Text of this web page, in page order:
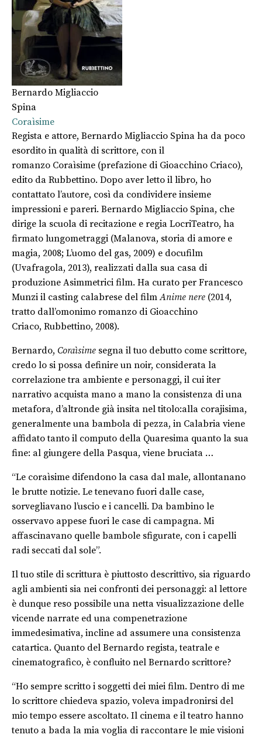
Bernardo Migliaccio
Spina
Coraìsime
Regista e attore, Bernardo Migliaccio Spina ha da poco
esordito in qualità di scrittore, con il
romanzo Coraìsime (prefazione di Gioacchino Criaco),
edito da Rubbettino. Dopo aver letto il libro, ho
contattato l’autore, così da condividere insieme
impressioni e pareri. Bernardo Migliaccio Spina, che
dirige la scuola di recitazione e regia LocriTeatro, ha
firmato lungometraggi (Malanova, storia di amore e
magia, 2008; L’uomo del gas, 2009) e docufilm
(Uvafragola, 2013), realizzati dalla sua casa di
produzione Asimmetrici film. Ha curato per Francesco
Munzi il casting calabrese del filmAnime nere (2014,
tratto dall’omonimo romanzo di Gioacchino
Criaco, Rubbettino, 2008).
Bernardo, Coraìsime segna il tuo debutto come scrittore,
credo lo si possa definire un noir, considerata la
correlazione tra ambiente e personaggi, il cui iter
narrativo acquista mano a mano la consistenza di una
metafora, d’altronde già insita nel titolo:alla corajisima,
generalmente una bambola di pezza, in Calabria viene
affidato tanto il computo della Quaresima quanto la sua
fine: al giungere della Pasqua, viene bruciata …
“Le coraìsime difendono la casa dal male, allontanano
le brutte notizie. Le tenevano fuori dalle case,
sorvegliavano l’uscio e i cancelli. Da bambino le
osservavo appese fuori le case di campagna. Mi
affascinavano quelle bambole sfigurate, con i capelli
radi seccati dal sole”.
Il tuo stile di scrittura è piuttosto descrittivo, sia riguardo
agli ambienti sia nei confronti dei personaggi: al lettore
è dunque reso possibile una netta visualizzazione delle
vicende narrate ed una compenetrazione
immedesimativa, incline ad assumere una consistenza
catartica. Quanto del Bernardo regista, teatrale e
cinematografico, è confluito nel Bernardo scrittore?
“Ho sempre scritto i soggetti dei miei film. Dentro di me
lo scrittore chiedeva spazio, voleva impadronirsi del
mio tempo essere ascoltato. Il cinema e il teatro hanno
tenuto a bada la mia voglia di raccontare le mie visioni